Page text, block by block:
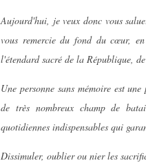
Aujourd'hui, je veux donc vous
vous remercie du fond du cœur,
l'étendard sacré de la République,
Une personne sans mémoire est
de très nombreux champ de
quotidiennes indispensables qui
Dissimuler, oublier ou nier les